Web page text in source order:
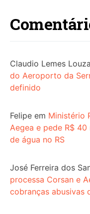
Claudio Lemes
do Aeroporto da
definido
Felipe em Ministério
Aegea e pede R$
de água no RS
José Ferreira dos
processa Corsan e
cobranças abusivas